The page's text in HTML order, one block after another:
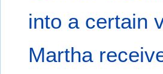
into a certain
Martha